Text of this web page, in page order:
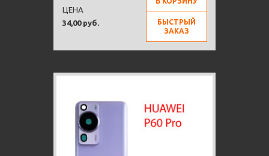
34,00 руб.
ЦЕНА
БЫСТРЫЙ
ЗАКАЗ